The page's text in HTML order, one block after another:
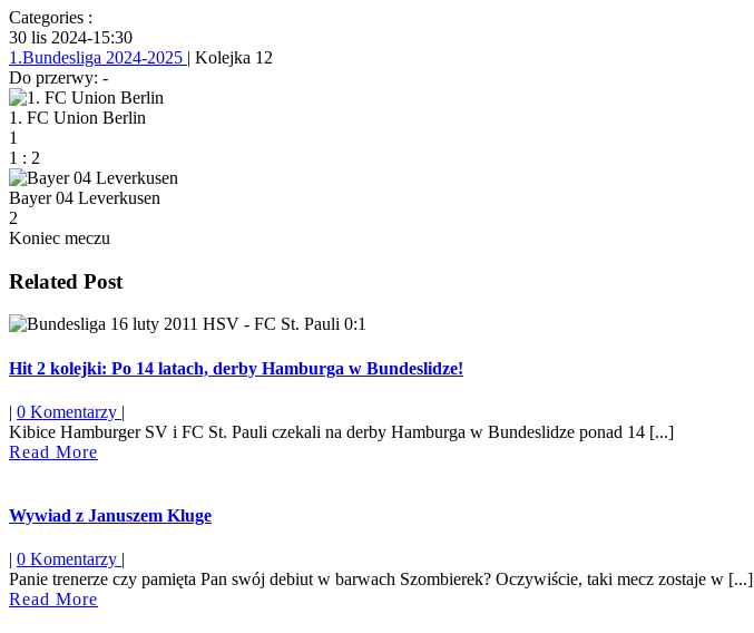
Categories :
30 lis 2024-15:30
1.Bundesliga 2024-2025 | Kolejka 12
Do przerwy: -
1. FC Union Berlin
1
1 : 2
Bayer 04 Leverkusen
2
Koniec meczu
Related Post
Hit 2 kolejki: Po 14 latach, derby Hamburga w Bundeslidze!
| 0 Komentarzy |
Kibice Hamburger SV i FC St. Pauli czekali na derby Hamburga w Bundeslidze ponad 14 [...]
Read More
Wywiad z Januszem Kluge
| 0 Komentarzy |
Panie trenerze czy pamięta Pan swój debiut w barwach Szombierek? Oczywiście, taki mecz zostaje w [...]
Read More